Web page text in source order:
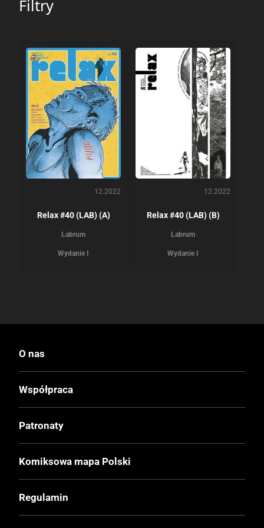
Filtry
12.2022
Relax #40 (LAB) (A)
Labrum
Wydanie I
12.2022
Relax #40 (LAB) (B)
Labrum
Wydanie I
O nas
Współpraca
Patronaty
Komiksowa mapa Polski
Regulamin